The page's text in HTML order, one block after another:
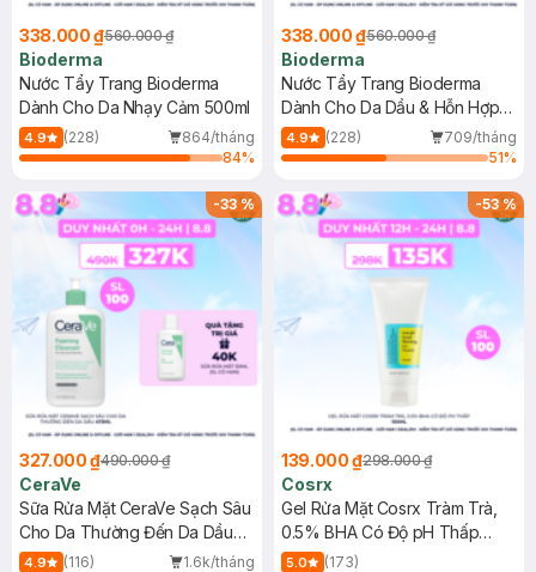
338.000 ₫560.000 ₫
Bioderma
Nước Tẩy Trang Bioderma
Dành Cho Da Nhạy Cảm 500ml
4.9 (228)
864/tháng
84%
338.000 ₫560.000 ₫
Bioderma
Nước Tẩy Trang Bioderma
Dành Cho Da Dầu & Hỗn Hợp
500ml
4.9 (228)
709/tháng
51%
-33%
327.000 ₫490.000 ₫
CeraVe
Sữa Rửa Mặt CeraVe Sạch Sâu
Cho Da Thường Đến Da Dầu
473ml
4.9 (116)
1.6k/tháng
-53%
139.000 ₫298.000 ₫
Cosrx
Gel Rửa Mặt Cosrx Tràm Trà,
0.5% BHA Có Độ pH Thấp
150ml
5.0
(173)